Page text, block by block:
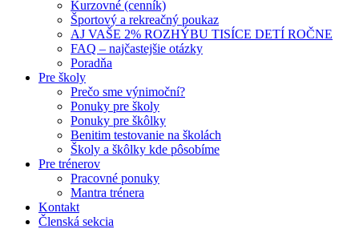
Kurzovné (cenník)
Športový a rekreačný poukaz
AJ VAŠE 2% ROZHÝBU TISÍCE DETÍ ROČNE
FAQ – najčastejšie otázky
Poradňa
Pre školy
Prečo sme výnimoční?
Ponuky pre školy
Ponuky pre škôlky
Benitim testovanie na školách
Školy a škôlky kde pôsobíme
Pre trénerov
Pracovné ponuky
Mantra trénera
Kontakt
Členská sekcia